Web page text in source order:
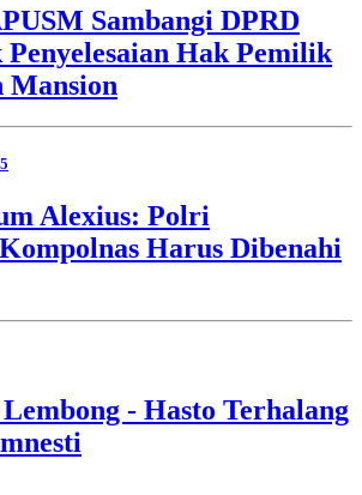
Sambangi DPRD
Penyelesaian Hak Pemilik
Mansion
Alexius: Polri
Harus Dibenahi
- Hasto Terhalang